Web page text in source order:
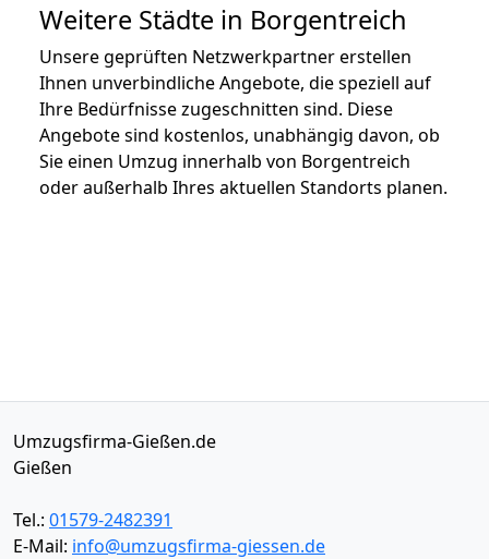
Weitere Städte in Borgentreich
Unsere geprüften Netzwerkpartner erstellen
Ihnen unverbindliche Angebote, die speziell auf
Ihre Bedürfnisse zugeschnitten sind. Diese
Angebote sind kostenlos, unabhängig davon, ob
Sie einen Umzug innerhalb von Borgentreich
oder außerhalb Ihres aktuellen Standorts planen.
Umzugsfirma-Gießen.de
Gießen
Tel.: 01579-2482391
E-Mail: info@umzugsfirma-giessen.de